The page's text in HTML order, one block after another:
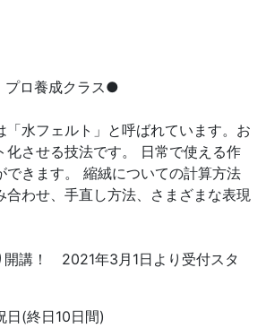
ロ養成クラス●
「水フェルト」と呼ばれています。お
化させる技法です。 日常で使える作
できます。 縮絨についての計算方法
合わせ、手直し方法、さまざまな表現
講！ 2021年3月1日より受付スタ
日(終日10日間)